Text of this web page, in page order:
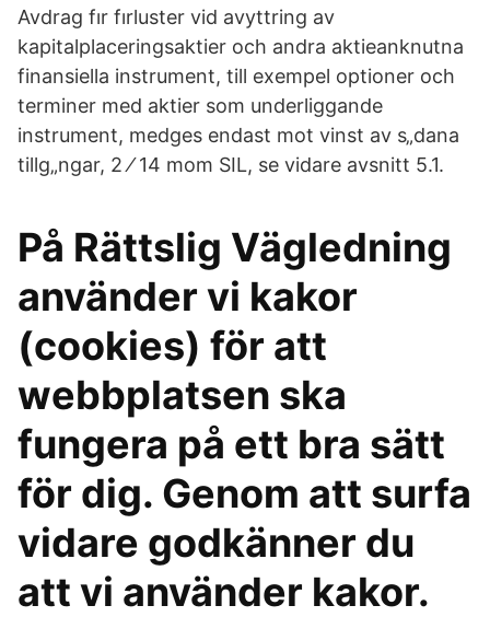
Avdrag fır fırluster vid avyttring av
kapitalplaceringsaktier och andra aktieanknutna
finansiella instrument, till exempel optioner och
terminer med aktier som underliggande
instrument, medges endast mot vinst av s„dana
tillg„ngar, 2 ⁄ 14 mom SIL, se vidare avsnitt 5.1.
På Rättslig Vägledning
använder vi kakor
(cookies) för att
webbplatsen ska
fungera på ett bra sätt
för dig. Genom att surfa
vidare godkänner du
att vi använder kakor.